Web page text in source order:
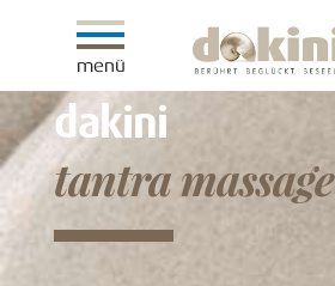
menü
dakini
tantra massage